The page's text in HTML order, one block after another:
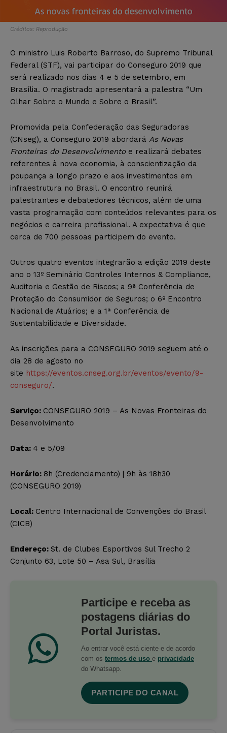
Créditos: Reprodução
O ministro Luis Roberto Barroso, do Supremo Tribunal
Federal (STF), vai participar do Conseguro 2019 que
será realizado nos dias 4 e 5 de setembro, em
Brasília. O magistrado apresentará a palestra “Um
Olhar Sobre o Mundo e Sobre o Brasil”.
Promovida pela Confederação das Seguradoras
(CNseg), a Conseguro 2019 abordará As Novas
Fronteiras do Desenvolvimento e realizará debates
referentes à nova economia, à conscientização da
poupança a longo prazo e aos investimentos em
infraestrutura no Brasil. O encontro reunirá
palestrantes e debatedores técnicos, além de uma
vasta programação com conteúdos relevantes para os
negócios e carreira profissional. A expectativa é que
cerca de 700 pessoas participem do evento.
Outros quatro eventos integrarão a edição 2019 deste
ano o 13º Seminário Controles Internos & Compliance,
Auditoria e Gestão de Riscos; a 9ª Conferência de
Proteção do Consumidor de Seguros; o 6º Encontro
Nacional de Atuários; e a 1ª Conferência de
Sustentabilidade e Diversidade.
As inscrições para a CONSEGURO 2019 seguem até o
dia 28 de agosto no
site https://eventos.cnseg.org.br/eventos/evento/9-
conseguro/.
Serviço: CONSEGURO 2019 – As Novas Fronteiras do
Desenvolvimento
Data: 4 e 5/09
Horário: 8h (Credenciamento) | 9h às 18h30
(CONSEGURO 2019)
Local: Centro Internacional de Convenções do Brasil
(CICB)
Endereço: St. de Clubes Esportivos Sul Trecho 2
Conjunto 63, Lote 50 – Asa Sul, Brasília
Participe e receba as
postagens diárias do
Portal Juristas.
Ao entrar você está ciente e de acordo
com os termos de uso e privacidade
do Whatsapp.
PARTICIPE DO CANAL